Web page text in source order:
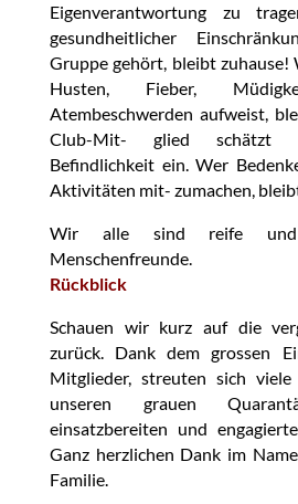
Eigenverantwortung zu
gesundheitlicher
Gruppe gehört, bleibt zuhause!
Husten, Fieber,
Atembeschwerden aufweist,
Club-Mit- glied schätzt
Befindlichkeit ein. Wer
Aktivitäten mit- zumachen,
Wir alle sind reife und
Menschenfreunde.
Rückblick
Schauen wir kurz auf die
zurück. Dank dem grossen
Mitglieder, streuten sich
unseren grauen
einsatzbereiten und
Ganz herzlichen Dank im
Familie.